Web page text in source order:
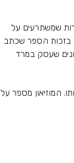
שמשתרעים על
בזכות הספר שכתב
שעסק במרד
המוזיאון מספר על